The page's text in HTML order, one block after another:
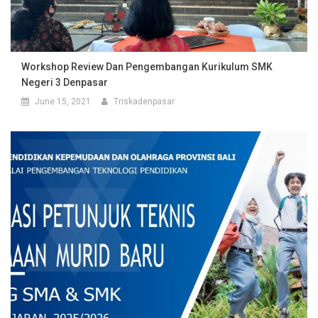
Workshop Review Dan Pengembangan Kurikulum SMK
Negeri 3 Denpasar
June 15, 2021 Triskadenpasar